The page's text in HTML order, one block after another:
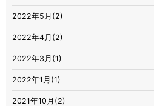
2022年5月(2)
2022年4月(2)
2022年3月(1)
2022年1月(1)
2021年10月(2)